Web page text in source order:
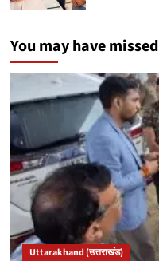
You may have missed
Uttarakhand (उत्तराखंड)